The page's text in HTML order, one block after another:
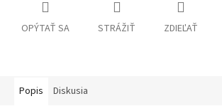
OPÝTAŤ SA STRÁŽIŤ ZDIEĽAŤ
Popis Diskusia